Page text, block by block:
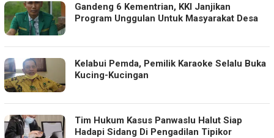
Gandeng 6 Kementrian, KKI Janjikan
Program Unggulan Untuk Masyarakat Desa
Kelabui Pemda, Pemilik Karaoke Selalu Buka
Kucing-Kucingan
Tim Hukum Kasus Panwaslu Halut Siap
Hadapi Sidang Di Pengadilan Tipikor